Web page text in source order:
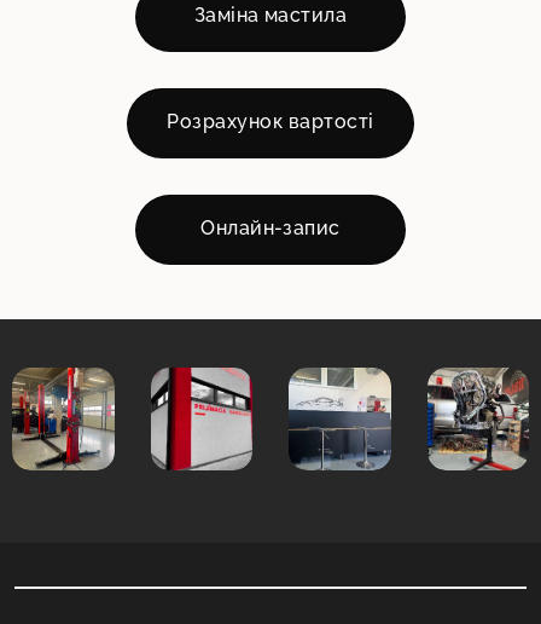
Заміна мастила
Розрахунок вартості
Онлайн-запис